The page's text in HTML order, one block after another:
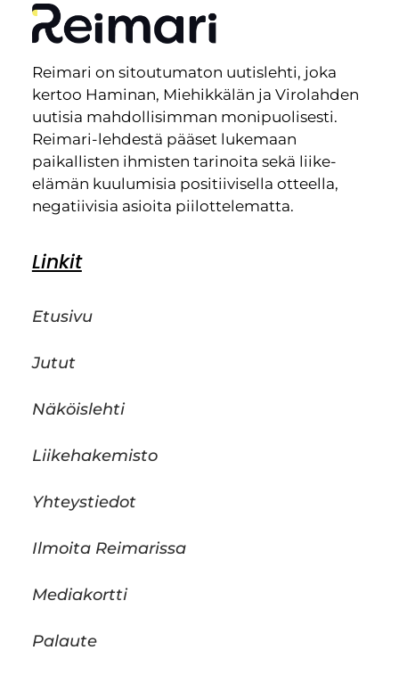
Reimari on sitoutumaton uutislehti, joka
kertoo Haminan, Miehikkälän ja Virolahden
uutisia mahdollisimman monipuolisesti.
Reimari-lehdestä pääset lukemaan
paikallisten ihmisten tarinoita sekä liike-
elämän kuulumisia positiivisella otteella,
negatiivisia asioita piilottelematta.
Linkit
Etusivu
Jutut
Näköislehti
Liikehakemisto
Yhteystiedot
Ilmoita Reimarissa
Mediakortti
Palaute